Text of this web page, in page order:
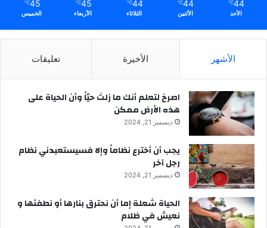
44
℃
الأحد
44
℃
الأثنين
44
℃
الثلاثاء
45
℃
الأربعاء
45
℃
الخميس
الأشهر الأخيرة تعليقات
‫اصرخ لتعلم أنك ما زلتَ حيّاً وأن الحياة على
هذه الأرض ممكن
ديسمبر 21, 2024
يجب أن أخترع نظاماً وإلا فسيستعبدني نظام
رجل آخر
ديسمبر 21, 2024
الحياة شعلة إما أن نحترق بنارها أو نطفئها و
نعيش في ظلام